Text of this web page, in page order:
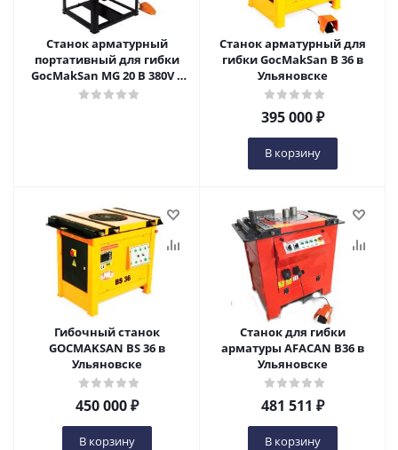
Станок арматурный
портативный для гибки
GocMakSan MG 20 B 380V в
Ульяновске
Станок арматурный для
гибки GocMakSan B 36 в
Ульяновске
395 000₽
В корзину
Гибочный станок
GOCMAKSAN BS 36 в
Ульяновске
450 000₽
В корзину
Станок для гибки
арматуры AFACAN B36 в
Ульяновске
481 511 ₽
В корзину